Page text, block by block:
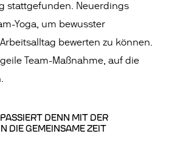
stattgefunden. Neuerdings
Yoga, um bewusster
bewerten zu können.
Team-Maßnahme, auf die
DENN MIT DER
DIE GEMEINSAME ZEIT